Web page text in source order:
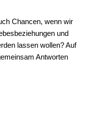
Chancen, wenn wir
und
lassen wollen? Auf
Antworten